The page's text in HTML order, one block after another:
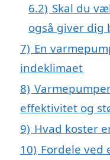
6.2) Skal du
også giver dig
7) En
indeklimaet
8)
effektivitet og
9) Hvad koster
10) Fordele ved